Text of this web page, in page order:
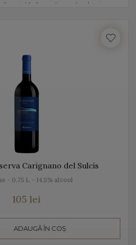
variată de sortimente de vin,
fiind unul dintre cei mai mari
din lume. Acest vin italian
și îi bucură pe cei ce îi cunosc
de preparare, dar și pe cel de
de vin de pe Vino Italia este
Vino Italia aduce Prosecco la
unde este fabricat și asta
Carignano del Sulcis
- 0.75 L - 14.5% alcool
105 lei
ADAUGĂ ÎN COȘ